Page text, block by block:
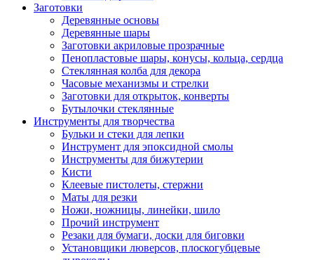
Заготовки
Деревянные основы
Деревянные шары
Заготовки акриловые прозрачные
Пенопластовые шары, конусы, кольца, сердца
Стеклянная колба для декора
Часовые механизмы и стрелки
Заготовки для открыток, конверты
Бутылочки стеклянные
Инструменты для творчества
Бульки и стеки для лепки
Инструмент для эпоксидной смолы
Инструменты для бижутерии
Кисти
Клеевые пистолеты, стержни
Маты для резки
Ножи, ножницы, линейки, шило
Прочий инструмент
Резаки для бумаги, доски для биговки
Установщики люверсов, плоскогубцевые